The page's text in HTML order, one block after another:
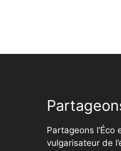
Partageons
vulgarisateur de